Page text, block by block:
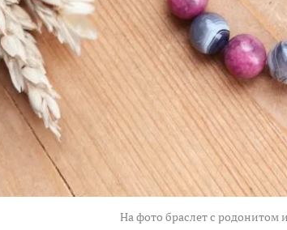
На фото браслет с родонитом